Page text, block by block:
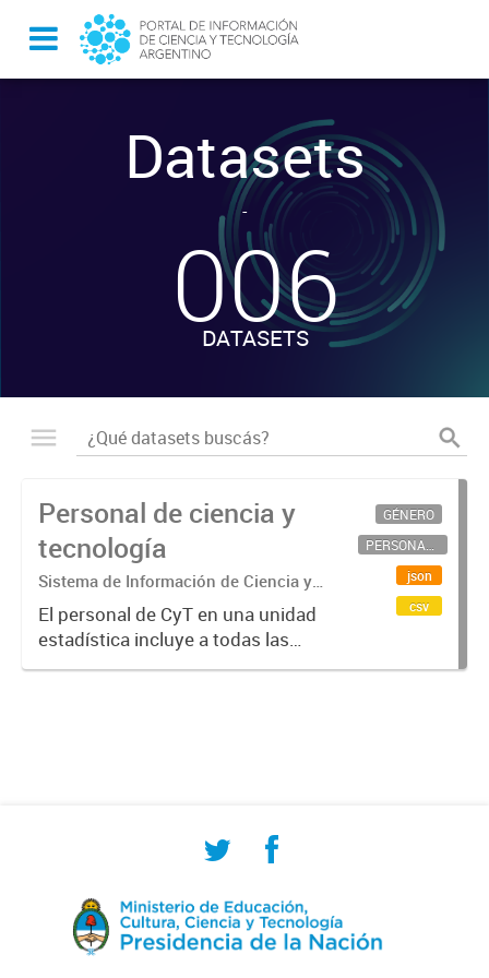
Datasets
-
006
DATASETS
Personal de ciencia y
tecnología
Sistema de Información de Ciencia y
Tecnología Argentino (SICYTAR)
El personal de CyT en una unidad
estadística incluye a todas las
personas involucradas
GÉNERO
PERSONAL CIENTÍFICO-TECNOLÓGICO
json
csv